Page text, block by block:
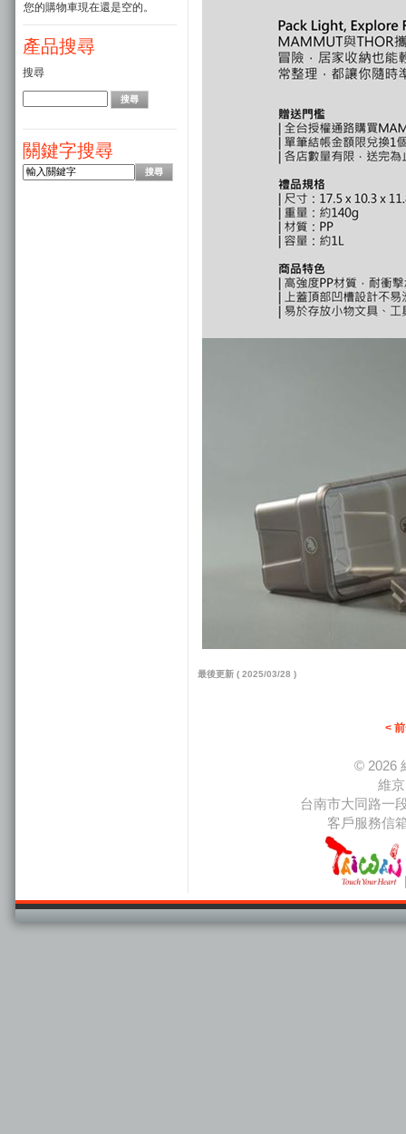
您的購物車現在還是空的。
產品搜尋
搜尋
關鍵字搜尋
最後更新 ( 2025/03/28 )
<
© 2026
維
台南市大同路一
客戶服務信